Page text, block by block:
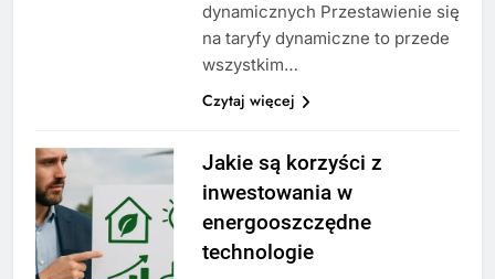
dynamicznych Przestawienie się
na taryfy dynamiczne to przede
wszystkim…
Czytaj więcej
Jakie są korzyści z
inwestowania w
energooszczędne
technologie